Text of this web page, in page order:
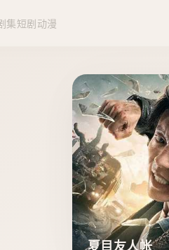
集短剧动漫
夏目友人帐